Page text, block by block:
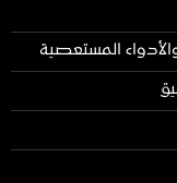
المستعصية